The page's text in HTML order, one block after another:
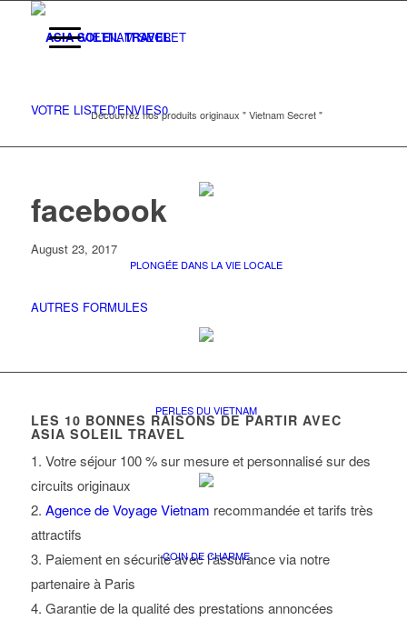
VIETNAM SECRET
Découvrez nos produits originaux " Vietnam Secret "
PLONGÉE DANS LA VIE LOCALE
PERLES DU VIETNAM
COIN DE CHARME
VOTRE LISTED'ENVIES0
facebook
August 23, 2017
AUTRES FORMULES
LES 10 BONNES RAISONS DE PARTIR AVEC
ASIA SOLEIL TRAVEL
1. Votre séjour 100 % sur mesure et personnalisé sur des
circuits originaux
2. Agence de Voyage Vietnam recommandée et tarifs très
attractifs
3. Paiement en sécurité avec l’assurance via notre
partenaire à Paris
4. Garantie de la qualité des prestations annoncées